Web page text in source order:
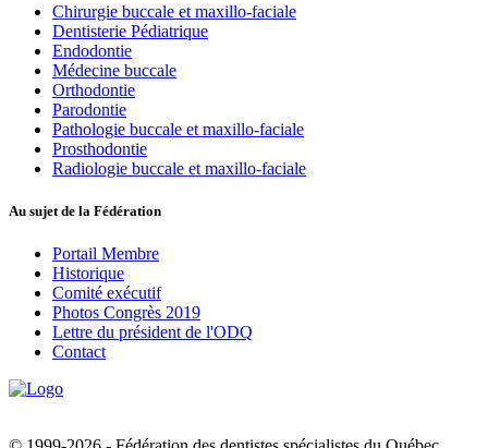
Chirurgie buccale et maxillo-faciale
Dentisterie Pédiatrique
Endodontie
Médecine buccale
Orthodontie
Parodontie
Pathologie buccale et maxillo-faciale
Prosthodontie
Radiologie buccale et maxillo-faciale
Au sujet de la Fédération
Portail Membre
Historique
Comité exécutif
Photos Congrès 2019
Lettre du président de l'ODQ
Contact